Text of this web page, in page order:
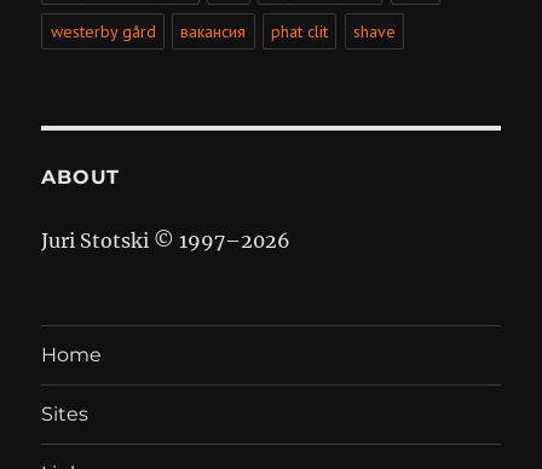
westerby gård вакансия phat clit shave
ABOUT
Juri Stotski © 1997–2026
Home
Sites